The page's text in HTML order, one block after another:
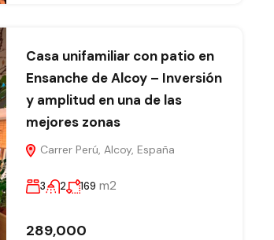
Casa unifamiliar con patio en
Ensanche de Alcoy – Inversión
y amplitud en una de las
mejores zonas
Carrer Perú, Alcoy, España
3 2 169 m2
289,000